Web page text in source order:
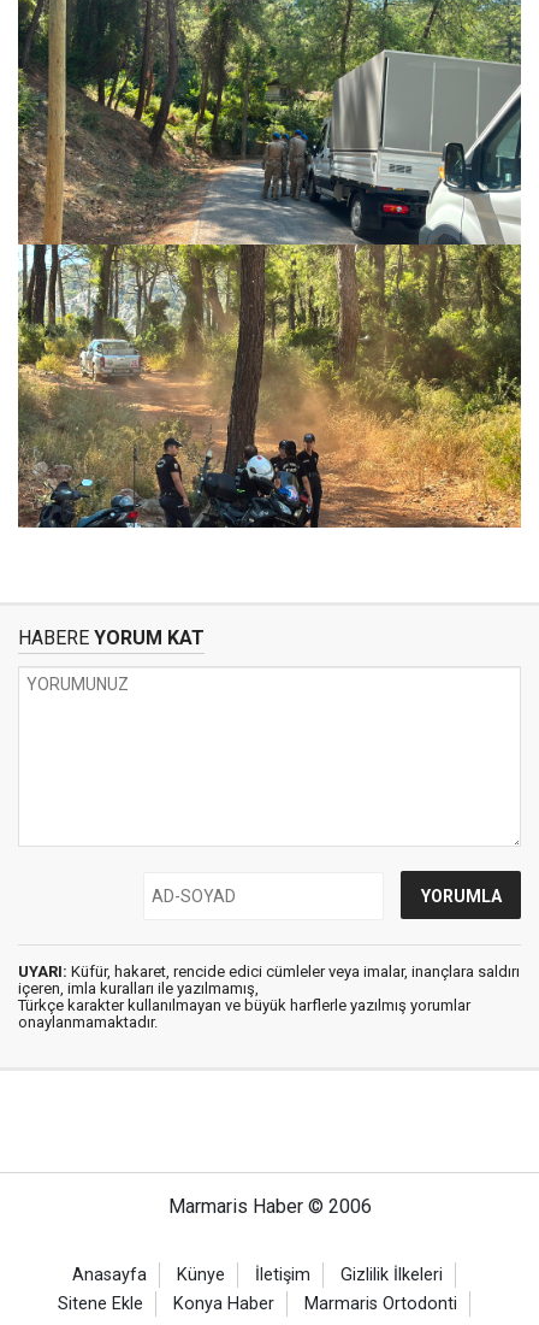
HABERE YORUM KAT
UYARI: Küfür, hakaret, rencide edici cümleler veya imalar, inançlara saldırı
içeren, imla kuralları ile yazılmamış,
Türkçe karakter kullanılmayan ve büyük harflerle yazılmış yorumlar
onaylanmamaktadır.
Marmaris Haber © 2006
Anasayfa Künye İletişim
Gizlilik İlkeleri
Sitene Ekle
Konya Haber
Marmaris Ortodonti